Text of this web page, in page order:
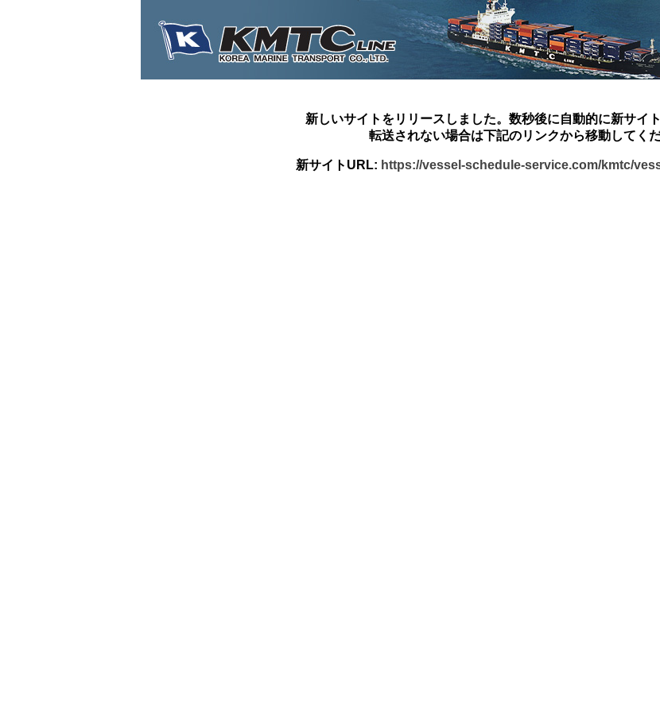
新しいサイトをリリースしました。数秒後に自動的に新サイ
転送されない場合は下記のリンクから移動してくだ
新サイトURL: https://vessel-schedule-service.com/kmtc/